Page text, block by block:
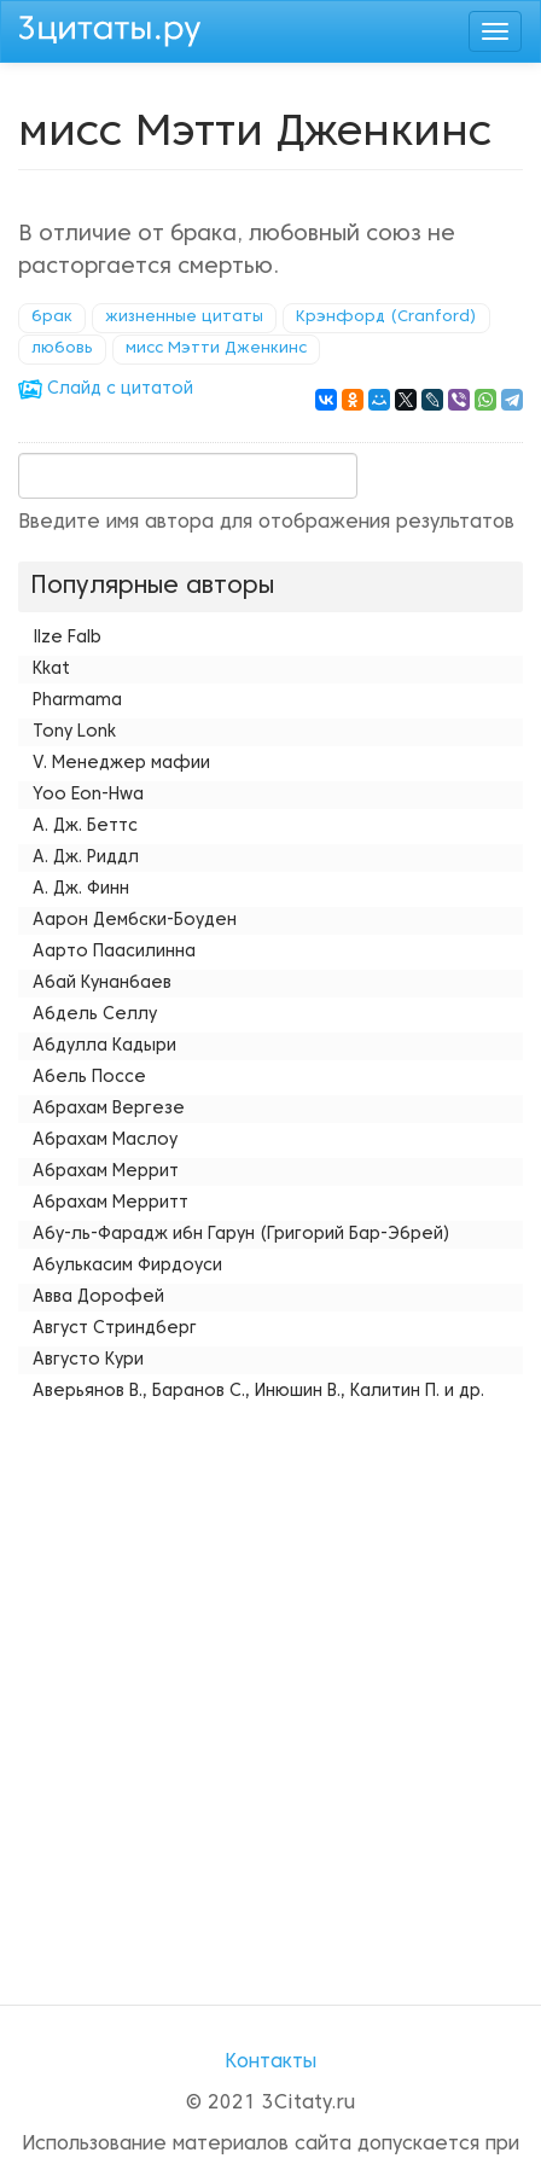
Перейти
мисс Мэтти Дженкинс
В отличие от брака, любовный союз не
расторгается смертью.
брак жизненные цитаты Крэнфорд (Cranford)
любовь мисс Мэтти Дженкинс
Cлайд с цитатой
Введите имя автора для отображения результатов
Популярные авторы
Ilze Falb
Kkat
Pharmama
Tony Lonk
V. Менеджер мафии
Yoo Eon-Hwa
А. Дж. Беттс
А. Дж. Риддл
А. Дж. Финн
Аарон Дембски-Боуден
Аарто Паасилинна
Абай Кунанбаев
Абдель Селлу
Абдулла Кадыри
Абель Поссе
Абрахам Вергезе
Абрахам Маслоу
Абрахам Меррит
Абрахам Мерритт
Абу-ль-Фарадж ибн Гарун (Григорий Бар-Эбрей)
Абулькасим Фирдоуси
Авва Дорофей
Август Стриндберг
Августо Кури
Аверьянов В., Баранов С., Инюшин В., Калитин П. и др.
Контакты
© 2021 3Citaty.ru
Использование материалов сайта допускается при